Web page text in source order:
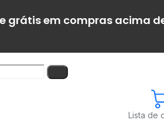
grátis em compras acima
Lista de